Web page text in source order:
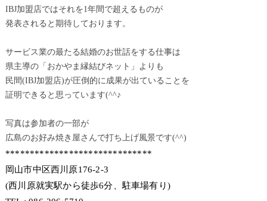
IBJ加盟店ではそれを1年間で超えるものが
発表されると期待しております。
サービス業の最たる結婚のお世話をする仕事は
県主導の「おかやま縁結びネット」よりも
民間(IBJ加盟店)が圧倒的に成果が出ていることを
証明できると思っています(^^♪
写真は参加者の一部が
広島のお好み焼き屋さんで打ち上げ風景です(^^)
******************************
岡山市中区西川原176-2-3
(西川原就実駅から徒歩6分、駐車場有り)